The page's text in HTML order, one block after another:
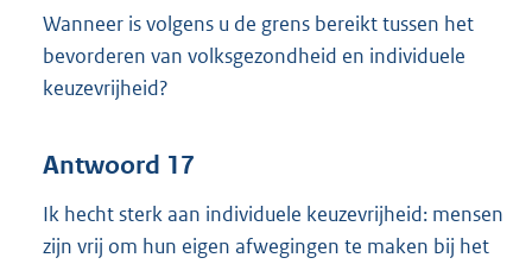
Wanneer is volgens u de grens bereikt tussen het
bevorderen van volksgezondheid en individuele
keuzevrijheid?
Antwoord 17
Ik hecht sterk aan individuele keuzevrijheid: mensen
zijn vrij om hun eigen afwegingen te maken bij het